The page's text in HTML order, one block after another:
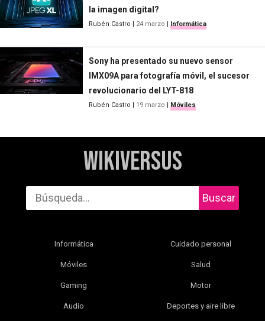
la imagen digital?
Rubén Castro | 24 marzo | Informática
Sony ha presentado su nuevo sensor
IMX09A para fotografía móvil, el sucesor
revolucionario del LYT-818
Rubén Castro | 19 marzo | Móviles
WikiVersus
Buscar
Informática
Móviles
Gaming
Audio
Cuidado personal
Salud
Motor
Deportes y aire libre